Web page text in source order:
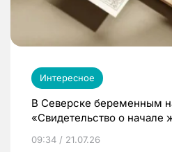
Интересное
В Северске беременным
«Свидетельство о начале
09:34 / 21.07.26